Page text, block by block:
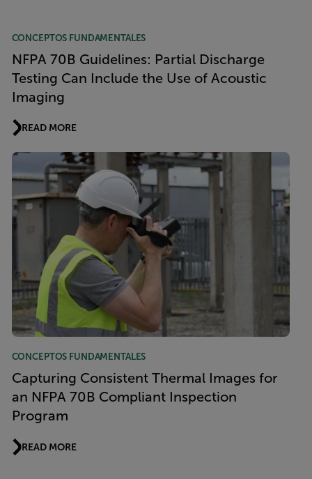
CONCEPTOS FUNDAMENTALES
NFPA 70B Guidelines: Partial Discharge
Testing Can Include the Use of Acoustic
Imaging
READ MORE
CONCEPTOS FUNDAMENTALES
Capturing Consistent Thermal Images for
an NFPA 70B Compliant Inspection
Program
READ MORE